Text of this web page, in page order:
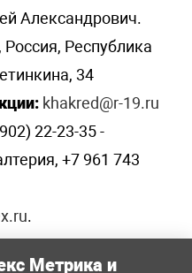
Александрович.
Россия, Республика
34
khakred@r-19.ru
22-23-35 -
+7 961 743
.
Метрика и